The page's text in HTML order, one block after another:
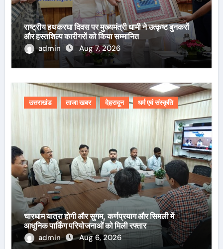
राष्ट्रीय हथकरघा दिवस पर मुख्यमंत्री धामी ने उत्कृष्ट बुनकरों
और हस्तशिल्प कारीगरों को किया सम्मानित
admin
Aug 7, 2026
उत्तराखंड ताजा खबर देहरादून धर्म एवं संस्कृति
चारधाम यात्रा होगी और सुगम, कर्णप्रयाग और सिमली में
आधुनिक पार्किंग परियोजनाओं को मिली रफ्तार
admin
Aug 6, 2026